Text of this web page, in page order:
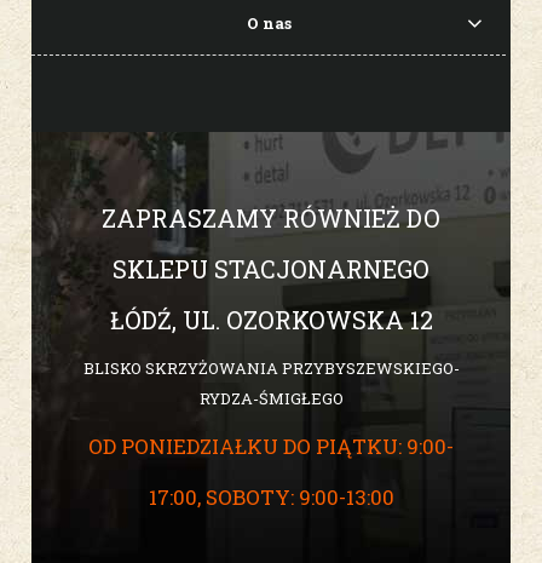
O nas
ZAPRASZAMY RÓWNIEŻ DO
SKLEPU STACJONARNEGO
ŁÓDŹ, UL. OZORKOWSKA 12
BLISKO SKRZYŻOWANIA PRZYBYSZEWSKIEGO-
RYDZA-ŚMIGŁEGO
OD PONIEDZIAŁKU DO PIĄTKU: 9:00-
17:00, SOBOTY: 9:00-13:00